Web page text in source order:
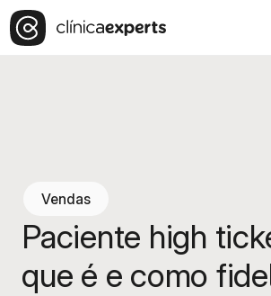
Vendas
Paciente high
que é e como